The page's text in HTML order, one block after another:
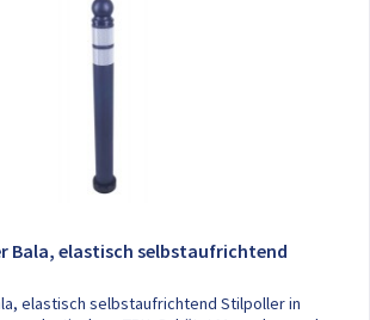
Bala, elastisch selbstaufrichtend
elastisch selbstaufrichtend Stilpoller in